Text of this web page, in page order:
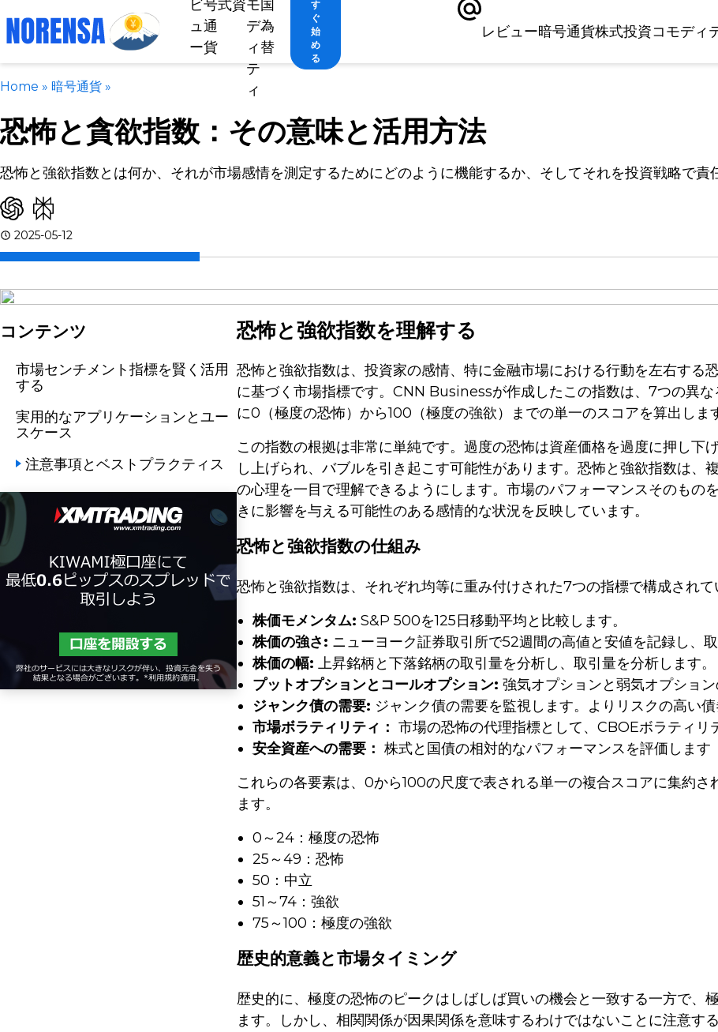
ビ
ュ
ー
号
通
貨
式資モ
デ
ィ
テ
ィ
国
為
替
す
ぐ
始
め
る
レビュー暗号通貨株式投資コモディ
Home » 暗号通貨 »
恐怖と貪欲指数：その意味と活用方法
恐怖と強欲指数とは何か、それが市場感情を測定するためにどのように機能するか、そしてそれを投資戦略で責
2025-05-12
コンテンツ
市場センチメント指標を賢く活用
する
実用的なアプリケーションとユー
スケース
注意事項とベストプラクティス
恐怖と強欲指数を理解する
恐怖と強欲指数は、投資家の感情、特に金融市場における行動を左右する
に基づく市場指標です。CNN Businessが作成したこの指数は、7つの異
に0（極度の恐怖）から100（極度の強欲）までの単一のスコアを算出しま
この指数の根拠は非常に単純です。過度の恐怖は資産価格を過度に押し下
し上げられ、バブルを引き起こす可能性があります。恐怖と強欲指数は、
の心理を一目で理解できるようにします。市場のパフォーマンスそのもの
きに影響を与える可能性のある感情的な状況を反映しています。
恐怖と強欲指数の仕組み
恐怖と強欲指数は、それぞれ均等に重み付けされた7つの指標で構成されて
株価モメンタム: S&P 500を125日移動平均と比較します。
株価の強さ: ニューヨーク証券取引所で52週間の高値と安値を記録し、
株価の幅: 上昇銘柄と下落銘柄の取引量を分析し、取引量を分析します。
プットオプションとコールオプション: 強気オプションと弱気オプション
ジャンク債の需要: ジャンク債の需要を監視します。よりリスクの高い
市場ボラティリティ： 市場の恐怖の代理指標として、CBOEボラティリ
安全資産への需要： 株式と国債の相対的なパフォーマンスを評価します
これらの各要素は、0から100の尺度で表される単一の複合スコアに集約
ます。
0～24：極度の恐怖
25～49：恐怖
50：中立
51～74：強欲
75～100：極度の強欲
歴史的意義と市場タイミング
歴史的に、極度の恐怖のピークはしばしば買いの機会と一致する一方で、
ます。しかし、相関関係が因果関係を意味するわけではないことに注意す